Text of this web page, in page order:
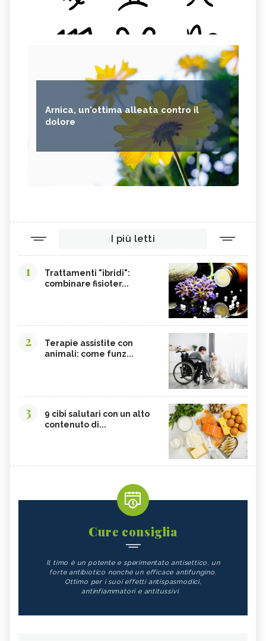
Arnica, un'ottima alleata contro il
dolore
I più letti
1
Trattamenti "ibridi":
combinare fisioter...
2
Terapie assistite con
animali: come funz...
3
9 cibi salutari con un alto
contenuto di...
Cure consiglia
Il timo è un potente e sperimentato antisettico, un
forte antibiotico nonché un efficace antifungino.
Ottimo per i suoi effetti antispasmodici,
antinfiammatori e antitussivi.